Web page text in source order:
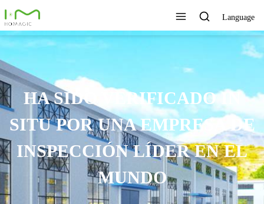
Language
HA SIDO VERIFICADO IN
SITU POR UNA EMPRESA DE
INSPECCIÓN LÍDER EN EL
MUNDO